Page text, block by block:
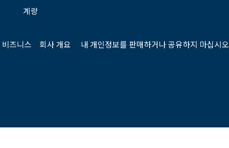
계량
즈니스 회사 개요 내 개인정보를 판매하거나 공유하지 마십시오